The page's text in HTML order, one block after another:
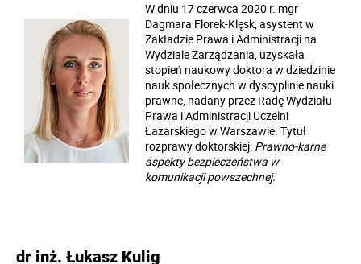
W dniu 17 czerwca 2020 r. mgr
Dagmara Florek-Klęsk, asystent w
Zakładzie Prawa i Administracji na
Wydziale Zarządzania, uzyskała
stopień naukowy doktora w dziedzinie
nauk społecznych w dyscyplinie nauki
prawne, nadany przez Radę Wydziału
Prawa i Administracji Uczelni
Łazarskiego w Warszawie. Tytuł
rozprawy doktorskiej: Prawno-karne
aspekty bezpieczeństwa w
komunikacji powszechnej.
dr inż. Łukasz Kulig